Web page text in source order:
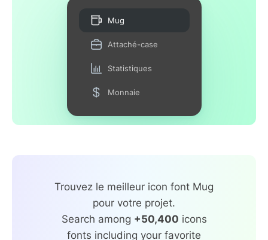
Mug
Attaché-case
Statistiques
Monnaie
Trouvez le meilleur icon font Mug
pour votre projet.
Search among +50,400 icons
fonts including your favorite